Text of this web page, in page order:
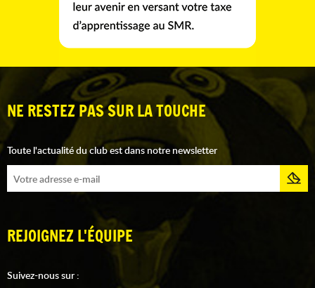
NE RESTEZ PAS SUR LA TOUCHE
Toute l'actualité du club est dans notre newsletter
REJOIGNEZ L'ÉQUIPE
Suivez-nous sur :